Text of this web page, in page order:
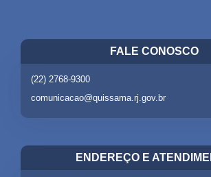
FALE CONOSCO
(22) 2768-9300
comunicacao@quissama.rj.gov.br
ENDEREÇO E